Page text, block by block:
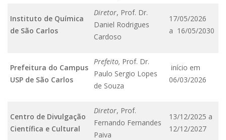
Segurança, Trânsito e Prevenção
RH, Administrativo e Financeiro
Outros serviços
Assessorias e Mídias
Aplicativos e Sites
Instituto de Química
de São Carlos
Diretor, Prof. Dr.
Daniel Rodrigues
Cardoso
17/05/2026
a 16/05/2030
Prefeitura do Campus
USP de São Carlos
Prefeito, Prof. Dr.
Paulo Sergio Lopes
de Souza
início em
06/03/2026
Centro de Divulgação
Científica e Cultural
Diretor, Prof.
Fernando Fernandes
Paiva
13/12/2025 a
12/12/2027